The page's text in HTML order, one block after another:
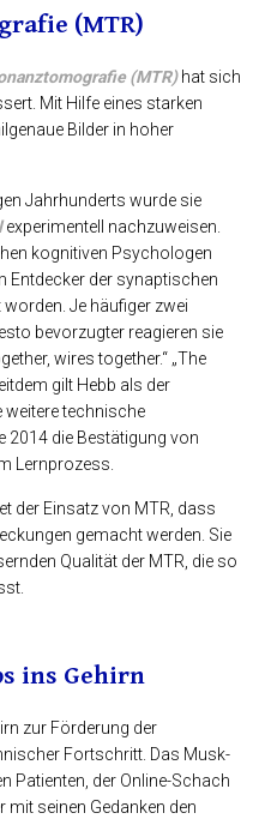
(MTR)
(MTR)hat sich
Mit Hilfe eines starken
Bilder in hoher
Jahrhunderts wurde sie
experimentell nachzuweisen.
kognitiven Psychologen
Entdecker der synaptischen
Je häufiger zwei
bevorzugter reagieren sie
wires together.“ „The
gilt Hebb als der
weitere technische
2014 die Bestätigung von
Lernprozess.
der Einsatz von MTR, dass
gemacht werden. Sie
Qualität der MTR, die so
ins Gehirn
zur Förderung der
Fortschritt. Das Musk-
Patienten, der Online-Schach
mit seinen Gedanken den